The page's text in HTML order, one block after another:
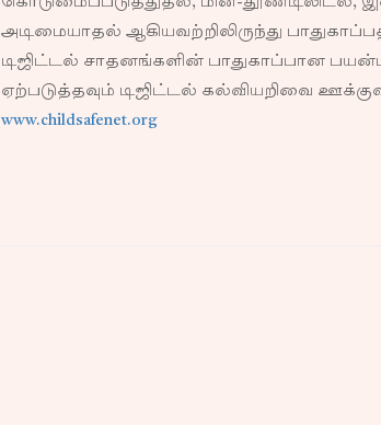
அடிமையாதல் ஆகியவற்றிலிருந்து
டிஜிட்டல் சாதனங்களின் பாதுகாப்பான
ஏற்படுத்தவும் டிஜிட்டல் கல்வியறிவை
www.childsafenet.org